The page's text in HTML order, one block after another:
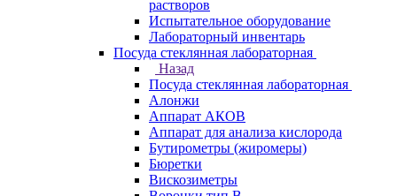
растворов
Испытательное оборудование
Лабораторный инвентарь
Посуда стеклянная лабораторная
Назад
Посуда стеклянная лабораторная
Алонжи
Аппарат АКОВ
Аппарат для анализа кислорода
Бутирометры (жиромеры)
Бюретки
Вискозиметры